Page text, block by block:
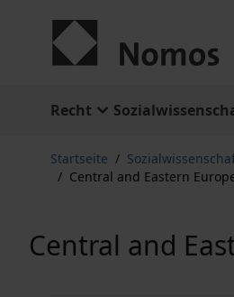
Recht
Startseite /
/ Central and Eastern
Central and